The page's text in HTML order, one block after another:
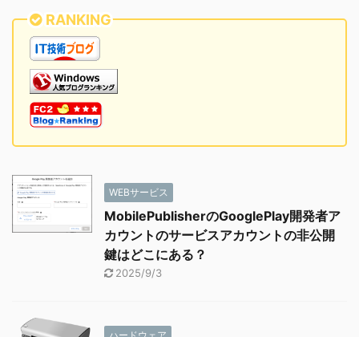
RANKING
WEBサービス
MobilePublisherのGooglePlay開発者ア
カウントのサービスアカウントの非公開
鍵はどこにある？
2025/9/3